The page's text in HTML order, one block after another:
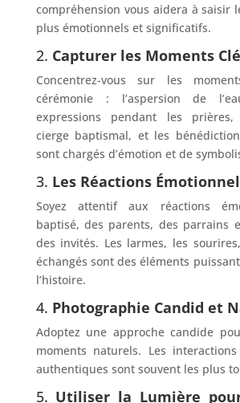
compréhension vous aidera à saisir
plus émotionnels et significatifs.
2. Capturer les Moments
Concentrez-vous sur les
cérémonie : l’aspersion de
expressions pendant les prières,
cierge baptismal, et les
sont chargés d’émotion et de
3. Les Réactions
Soyez attentif aux réactions
baptisé, des parents, des parrains
des invités. Les larmes, les
échangés sont des éléments
l’histoire.
4. Photographie Candid et
Adoptez une approche candide
moments naturels. Les
authentiques sont souvent les plus
5. Utiliser la Lumière